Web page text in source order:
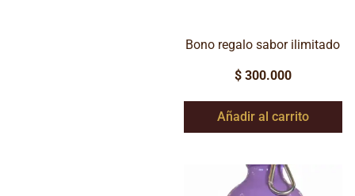
Bono regalo sabor ilimitado
$300.000
Añadir al carrito